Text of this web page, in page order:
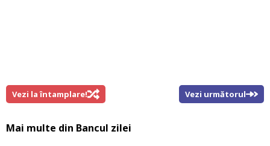
Vezi la întamplare! Vezi următorul
Mai multe din Bancul zilei